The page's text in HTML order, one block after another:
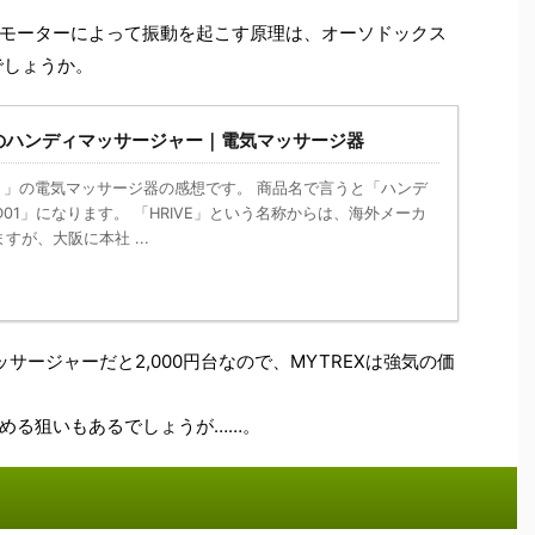
ーターによって振動を起こす原理は、オーソドックス
ょうか。
ンディマッサージャー｜電気マッサージ器
の電気マッサージ器の感想です。 商品名で言うと「ハンデ
」になります。 「HRIVE」という名称からは、海外メーカ
すが、大阪に本社 ...
ージャーだと2,000円台なので、MYTREXは強気の価
る狙いもあるでしょうが……。